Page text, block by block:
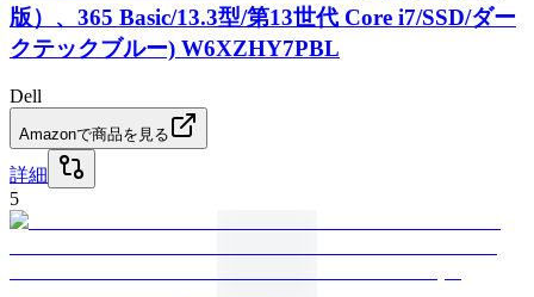
版）、365 Basic/13.3型/第13世代 Core i7/SSD/ダー
クテックブルー) W6XZHY7PBL
Dell
Amazonで商品を見る
詳細
5